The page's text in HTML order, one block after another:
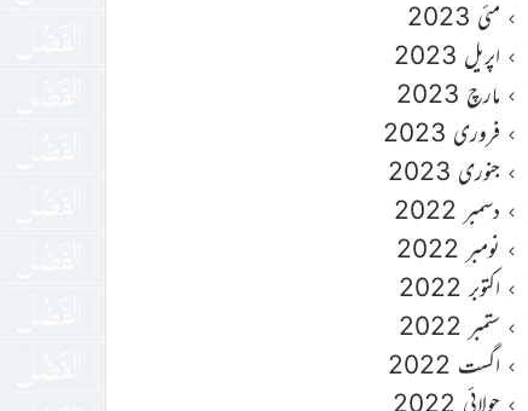
مئی 2023
اپریل 2023
مارچ 2023
فروری 2023
جنوری 2023
دسمبر 2022
نومبر 2022
اکتوبر 2022
ستمبر 2022
اگست 2022
جولائی 2022